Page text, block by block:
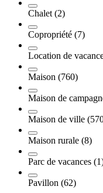
Chalet (2)
Copropriété (7)
Location de
Maison (760)
Maison de
Maison de ville
Maison rurale (8)
Parc de vacances
Pavillon (62)